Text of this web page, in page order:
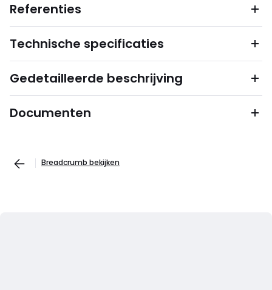
Referenties
Technische specificaties
Gedetailleerde beschrijving
Documenten
Breadcrumb bekijken